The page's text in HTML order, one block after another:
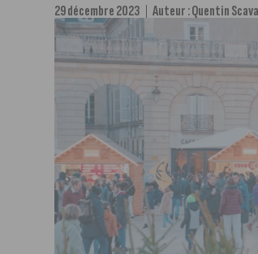
29 décembre 2023 Auteur :Quentin